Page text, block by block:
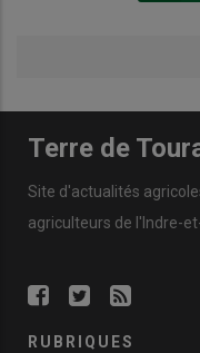
Terre de
Site d'actualités
agriculteurs de l'Indre-
RUBRIQUES